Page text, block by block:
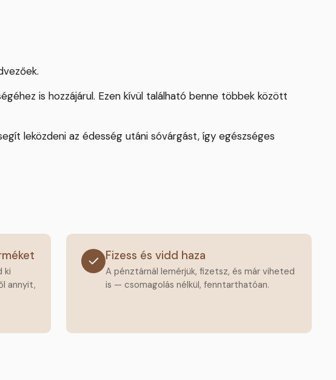
is hozzájárul. Ezen kívül található benne többek között
leközdeni az édesség utáni sóvárgást, így egészséges
ki
annyit,
Fizess és vidd haza
A pénztárnál lemérjük, fizetsz, és már viheted
is — csomagolás nélkül, fenntarthatóan.